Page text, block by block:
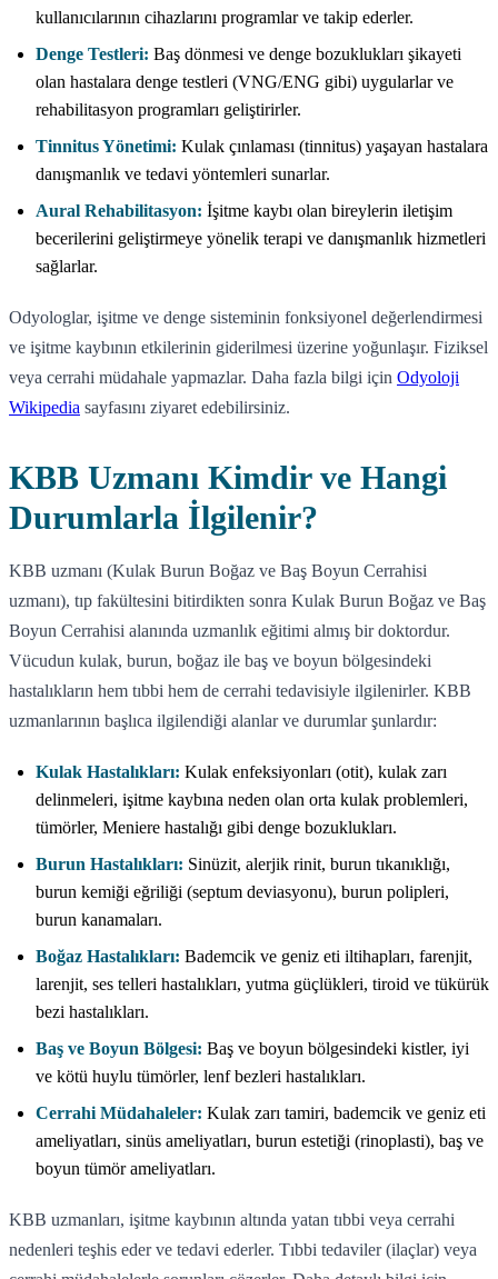
kullanıcılarının cihazlarını programlar ve takip ederler.
Denge Testleri: Baş dönmesi ve denge bozuklukları şikayeti
olan hastalara denge testleri (VNG/ENG gibi) uygularlar ve
rehabilitasyon programları geliştirirler.
Tinnitus Yönetimi: Kulak çınlaması (tinnitus) yaşayan hastalara
danışmanlık ve tedavi yöntemleri sunarlar.
Aural Rehabilitasyon: İşitme kaybı olan bireylerin iletişim
becerilerini geliştirmeye yönelik terapi ve danışmanlık hizmetleri
sağlarlar.
Odyologlar, işitme ve denge sisteminin fonksiyonel değerlendirmesi
ve işitme kaybının etkilerinin giderilmesi üzerine yoğunlaşır. Fiziksel
veya cerrahi müdahale yapmazlar. Daha fazla bilgi için Odyoloji
Wikipedia sayfasını ziyaret edebilirsiniz.
KBB Uzmanı Kimdir ve Hangi
Durumlarla İlgilenir?
KBB uzmanı (Kulak Burun Boğaz ve Baş Boyun Cerrahisi
uzmanı), tıp fakültesini bitirdikten sonra Kulak Burun Boğaz ve Baş
Boyun Cerrahisi alanında uzmanlık eğitimi almış bir doktordur.
Vücudun kulak, burun, boğaz ile baş ve boyun bölgesindeki
hastalıkların hem tıbbi hem de cerrahi tedavisiyle ilgilenirler. KBB
uzmanlarının başlıca ilgilendiği alanlar ve durumlar şunlardır:
Kulak Hastalıkları: Kulak enfeksiyonları (otit), kulak zarı
delinmeleri, işitme kaybına neden olan orta kulak problemleri,
tümörler, Meniere hastalığı gibi denge bozuklukları.
Burun Hastalıkları: Sinüzit, alerjik rinit, burun tıkanıklığı,
burun kemiği eğriliği (septum deviasyonu), burun polipleri,
burun kanamaları.
Boğaz Hastalıkları: Bademcik ve geniz eti iltihapları, farenjit,
larenjit, ses telleri hastalıkları, yutma güçlükleri, tiroid ve tükürük
bezi hastalıkları.
Baş ve Boyun Bölgesi: Baş ve boyun bölgesindeki kistler, iyi
ve kötü huylu tümörler, lenf bezleri hastalıkları.
Cerrahi Müdahaleler: Kulak zarı tamiri, bademcik ve geniz eti
ameliyatları, sinüs ameliyatları, burun estetiği (rinoplasti), baş ve
boyun tümör ameliyatları.
KBB uzmanları, işitme kaybının altında yatan tıbbi veya cerrahi
nedenleri teşhis eder ve tedavi ederler. Tıbbi tedaviler (ilaçlar) veya